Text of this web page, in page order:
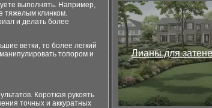
выполнять. Например,
тяжелым клинком.
и делать более
ветки, то более легкий
топором и
Короткая рукоять
точных и аккуратных
Лианы для